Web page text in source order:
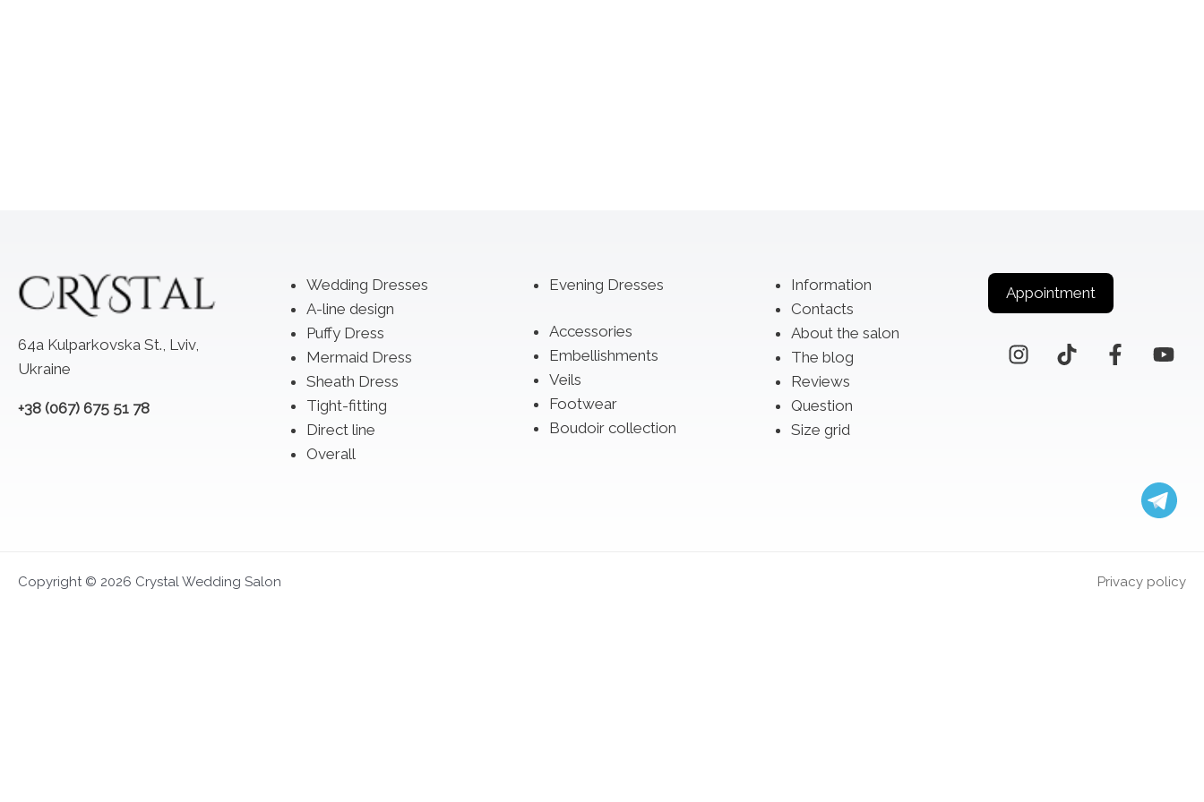
64a Kulparkovska St., Lviv,
Ukraine
+38 (067) 675 51 78
Wedding Dresses
A-line design
Puffy Dress
Mermaid Dress
Sheath Dress
Tight-fitting
Direct line
Overall
Evening Dresses
Accessories
Embellishments
Veils
Footwear
Boudoir collection
Information
Contacts
About the salon
The blog
Reviews
Question
Size grid
Appointment
Copyright © 2026 Crystal Wedding Salon Privacy policy